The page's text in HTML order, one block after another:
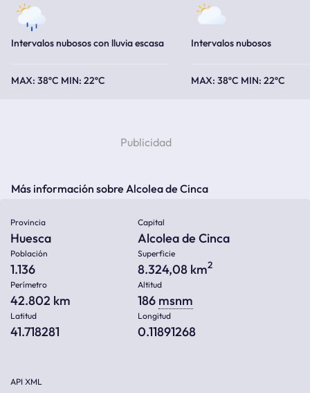
Intervalos nubosos con lluvia escasa
38ºC 22ºC
Intervalos nubosos
38ºC 22ºC
Más información sobre Alcolea de Cinca
Provincia
Huesca
Capital
Alcolea de Cinca
Población
1.136
Superficie
8.324,08 km2
Perímetro
42.802 km
Altitud
186 msnm
Latitud
41.718281
Longitud
0.11891268
API XML